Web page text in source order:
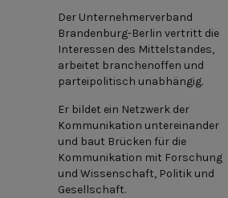
Der Unternehmerverband
Brandenburg-Berlin vertritt die
Interessen des Mittelstandes,
arbeitet branchenoffen und
parteipolitisch unabhängig.
Er bildet ein Netzwerk der
Kommunikation untereinander
und baut Brücken für die
Kommunikation mit Forschung
und Wissenschaft, Politik und
Gesellschaft.